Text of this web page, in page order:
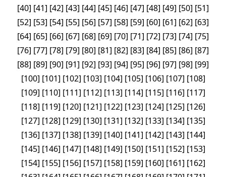
[40] [41] [42] [43] [44] [45] [46] [47] [48] [49] [50] [51]
[52] [53] [54] [55] [56] [57] [58] [59] [60] [61] [62] [63]
[64] [65] [66] [67] [68] [69] [70] [71] [72] [73] [74] [75]
[76] [77] [78] [79] [80] [81] [82] [83] [84] [85] [86] [87]
[88] [89] [90] [91] [92] [93] [94] [95] [96] [97] [98] [99]
[100] [101] [102] [103] [104] [105] [106] [107] [108]
[109] [110] [111] [112] [113] [114] [115] [116] [117]
[118] [119] [120] [121] [122] [123] [124] [125] [126]
[127] [128] [129] [130] [131] [132] [133] [134] [135]
[136] [137] [138] [139] [140] [141] [142] [143] [144]
[145] [146] [147] [148] [149] [150] [151] [152] [153]
[154] [155] [156] [157] [158] [159] [160] [161] [162]